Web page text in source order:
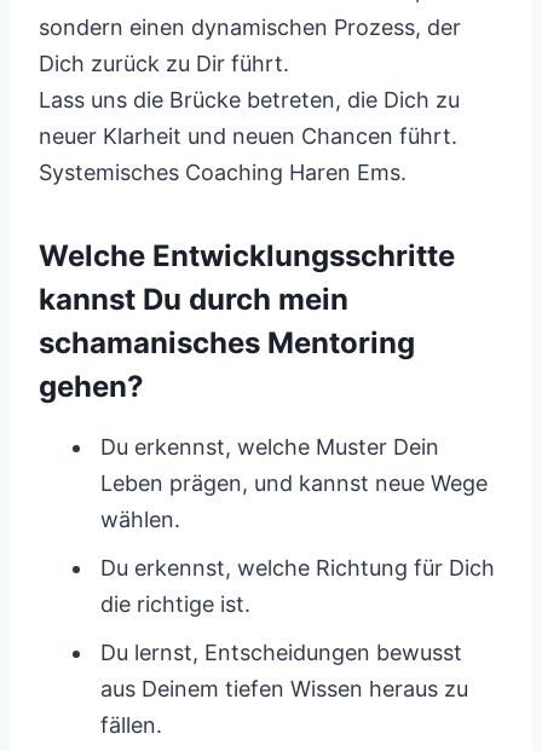
sondern einen dynamischen Prozess, der
Dich zurück zu Dir führt.
Lass uns die Brücke betreten, die Dich zu
neuer Klarheit und neuen Chancen führt.
Systemisches Coaching Haren Ems.
Welche Entwicklungsschritte
kannst Du durch mein
schamanisches Mentoring
gehen?
Du erkennst, welche Muster Dein
Leben prägen, und kannst neue Wege
wählen.
Du erkennst, welche Richtung für Dich
die richtige ist.
Du lernst, Entscheidungen bewusst
aus Deinem tiefen Wissen heraus zu
fällen.